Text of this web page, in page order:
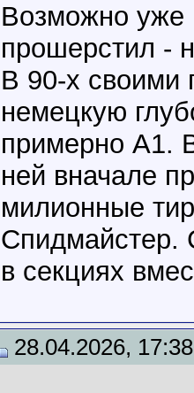
Возможно уже
прошерстил -
В 90-х своими
немецкую
примерно А1.
ней вначале
милионные
Спидмайстер.
в секциях
28.04.2026, 17:38